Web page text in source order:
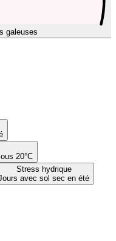
galeuses
20°C
Stress hydrique
avec sol sec en été